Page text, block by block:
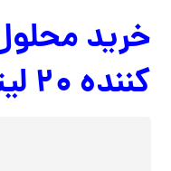
خرید
کننده ۲۰ لیتری